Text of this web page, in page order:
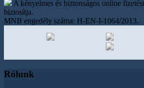
A kényelmes és biztonságos online
biztosítja.
MNB engedély száma: H-EN-I-1064/2013.
Rólunk